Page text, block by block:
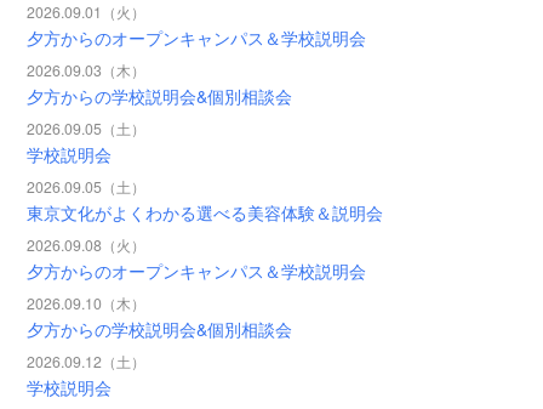
2026.09.01（火）
夕方からのオープンキャンパス＆学校説明会
2026.09.03（木）
夕方からの学校説明会&個別相談会
2026.09.05（土）
学校説明会
2026.09.05（土）
東京文化がよくわかる選べる美容体験＆説明会
2026.09.08（火）
夕方からのオープンキャンパス＆学校説明会
2026.09.10（木）
夕方からの学校説明会&個別相談会
2026.09.12（土）
学校説明会